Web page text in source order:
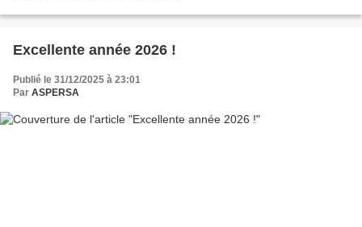
Excellente année 2026 !
Publié le 31/12/2025 à 23:01
Par ASPERSA